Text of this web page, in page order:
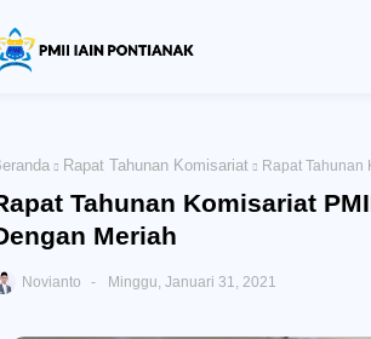
Rapat Tahunan Komisariat Rapat Tahunan
Tahunan Komisariat
Meriah
Novianto Minggu, Januari 31, 2021